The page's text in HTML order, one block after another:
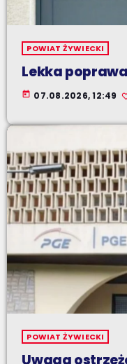
POWIAT ŻYWIECKI
Lekka
today 07.08.2026, 12:49
POWIAT ŻYWIECKI
Uwaga